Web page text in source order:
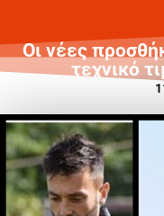
Οι νέες
τεχνικό